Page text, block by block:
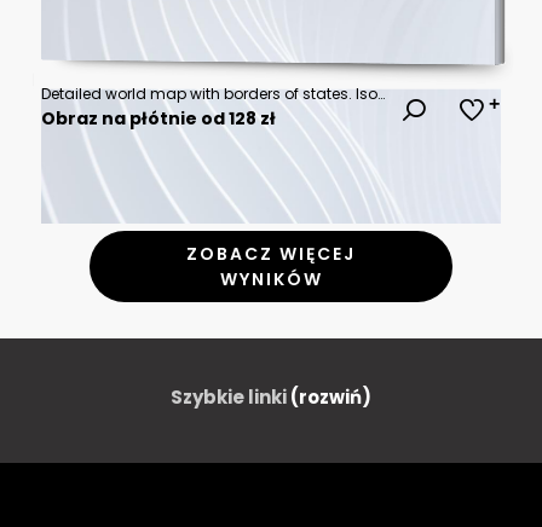
Detailed world map with borders of states. Isolated world map. Isolated on white background. Vector illustration.
Obraz na płótnie od 128 zł
ZOBACZ WIĘCEJ
WYNIKÓW
Szybkie linki(rozwiń)